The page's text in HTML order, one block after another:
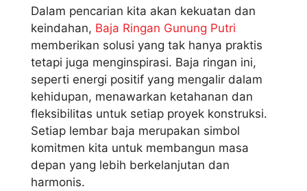
Dalam pencarian kita akan kekuatan dan
keindahan, Baja Ringan Gunung Putri
memberikan solusi yang tak hanya praktis
tetapi juga menginspirasi. Baja ringan ini,
seperti energi positif yang mengalir dalam
kehidupan, menawarkan ketahanan dan
fleksibilitas untuk setiap proyek konstruksi.
Setiap lembar baja merupakan simbol
komitmen kita untuk membangun masa
depan yang lebih berkelanjutan dan
harmonis.